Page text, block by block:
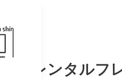
レンタルフ